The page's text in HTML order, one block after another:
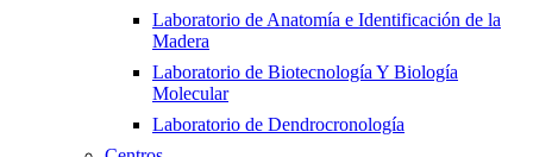
Laboratorio de Anatomía e Identificación de la
Madera
Laboratorio de Biotecnología Y Biología
Molecular
Laboratorio de Dendrocronología